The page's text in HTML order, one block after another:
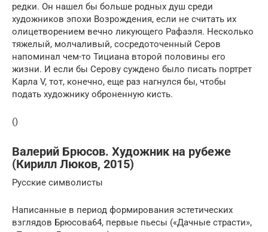
редки. Он нашел бы больше родных душ среди
художников эпохи Возрождения, если не считать их
олицетворением вечно ликующего Рафаэля. Несколько
тяжелый, молчаливый, сосредоточенный Серов
напоминал чем-то Тициана второй половины его
жизни. И если бы Серову суждено было писать портрет
Карла V, тот, конечно, еще раз нагнулся бы, чтобы
подать художнику оброненную кисть.
()
Валерий Брюсов. Художник на рубеже
(Кирилл Люков, 2015)
Русские символисты
Написанные в период формирования эстетических
взглядов Брюсова64, первые пьесы («Дачные страсти»,